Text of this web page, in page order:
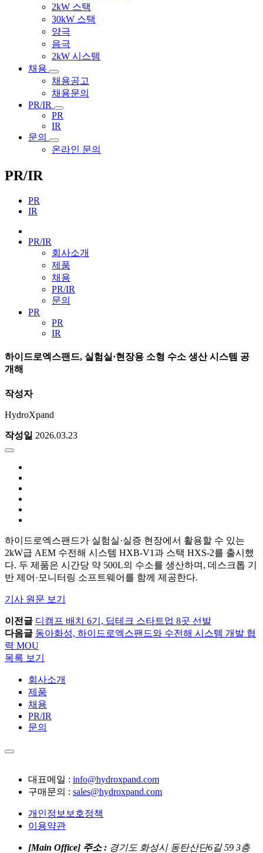
2kW 스택
30kW 스택
양극
음극
2kW 시스템
채용
채용공고
채용문의
PR/IR
PR
IR
문의
온라인 문의
PR/IR
PR
IR
PR/IR
회사소개
제품
채용
PR/IR
문의
PR
PR
IR
하이드로엑스팬드, 실험실·현장용 소형 수소 생산 시스템 공
개해
작성자
HydroXpand
작성일 2026.03.23
하이드로엑스팬드가 실험실·실증 현장에서 활용할 수 있는
2kW급 AEM 수전해 시스템 HXB-V1과 스택 HXS-2를 출시했
다. 두 제품은 시간당 약 500L의 수소를 생산하며, 데스크톱 기
반 제어·모니터링 소프트웨어를 함께 제공한다.
기사 원문 보기
이전글 디캠프 배치 6기, 딥테크 스타트업 8곳 선발
다음글 동아화성, 하이드로엑스팬드와 수전해 시스템 개발 협
력 MOU
목록 보기
회사소개
제품
채용
PR/IR
문의
대표메일 : info@hydroxpand.com
구매문의 : sales@hydroxpand.com
개인정보보호정책
이용약관
[Main Office] 주소 : 경기도 화성시 동탄산단6길 59 3층